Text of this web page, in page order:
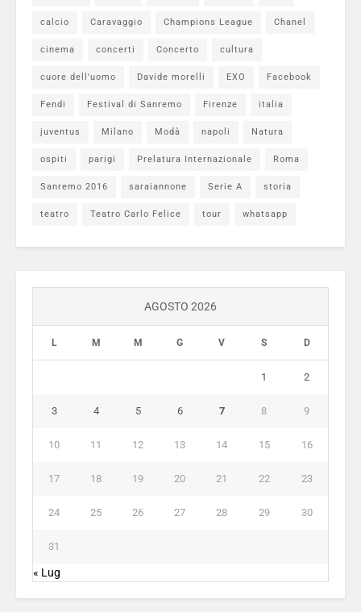
calcio Caravaggio Champions League Chanel
cinema concerti Concerto cultura
cuore dell'uomo Davide morelli EXO Facebook
Fendi Festival di Sanremo Firenze italia
juventus Milano Modà napoli Natura
ospiti parigi Prelatura Internazionale Roma
Sanremo 2016 saraiannone Serie A storia
teatro Teatro Carlo Felice tour whatsapp
AGOSTO 2026
L M M G V S D
1 2
3 4 5 6 7 8 9
10 11 12 13 14 15 16
17 18 19 20 21 22 23
24 25 26 27 28 29 30
31
« Lug